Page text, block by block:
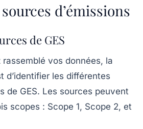
d’émissions
de GES
vos données, la
d’identifier les différentes
de GES. Les sources peuvent
scopes : Scope 1, Scope 2, et